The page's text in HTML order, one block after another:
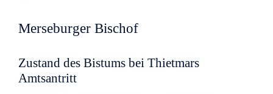
Merseburger Bischof
Zustand des Bistums bei Thietmars
Amtsantritt